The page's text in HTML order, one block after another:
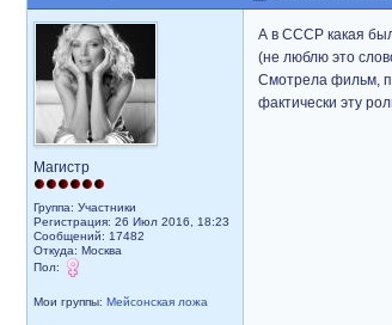
Магистр
Группа: Участники
Регистрация: 26 Июл 2016, 18:23
Сообщений: 17482
Откуда: Москва
Пол:
Мои группы: Мейсонская ложа
А в СССР какая
(не люблю это
Смотрела фильм,
фактически эту